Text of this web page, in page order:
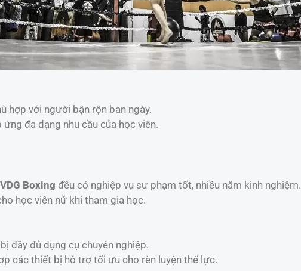
hợp với người bận rộn ban ngày.
đa dạng nhu cầu của học viên.
VDG Boxing đều có nghiệp vụ sư phạm tốt, nhiều năm kinh nghiệm.
học viên nữ khi tham gia học.
đầy đủ dụng cụ chuyên nghiệp.
các thiết bị hỗ trợ tối ưu cho rèn luyện thể lực.